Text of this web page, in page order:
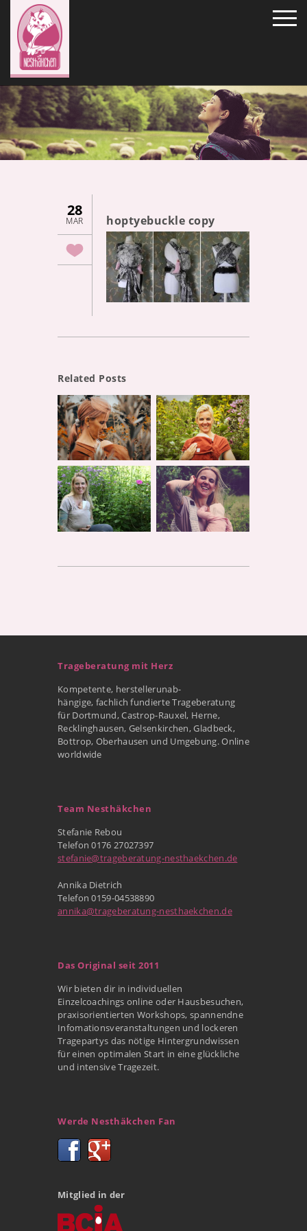
28
MAR hoptyebuckle copy
Related Posts
Trageberatung mit Herz
Kompetente, herstellerunab-
hängige, fachlich fundierte Trageberatung
für Dortmund, Castrop-Rauxel, Herne,
Recklinghausen, Gelsenkirchen, Gladbeck,
Bottrop, Oberhausen und Umgebung. Online
worldwide
Team Nesthäkchen
Stefanie Rebou
Telefon 0176 27027397
stefanie@trageberatung-nesthaekchen.de
Annika Dietrich
Telefon 0159-04538890
annika@trageberatung-nesthaekchen.de
Das Original seit 2011
Wir bieten dir in individuellen
Einzelcoachings online oder Hausbesuchen,
praxisorientierten Workshops, spannendne
Infomationsveranstaltungen und lockeren
Tragepartys das nötige Hintergrundwissen
für einen optimalen Start in eine glückliche
und intensive Tragezeit.
Werde Nesthäkchen Fan
Mitglied in der